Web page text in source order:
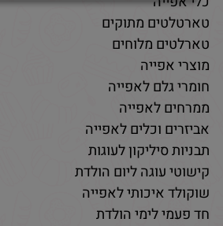
טארטלטים מתוקים
טארלטים מלוחים
מוצרי אפייה
חומרי גלם לאפייה
ממרחים לאפייה
אביזרים וכלים לאפייה
תבניות סיליקון לעוגות
קישוטי עוגה ליום הולדת
שוקולד איכותי לאפייה
חד פעמי לימי הולדת